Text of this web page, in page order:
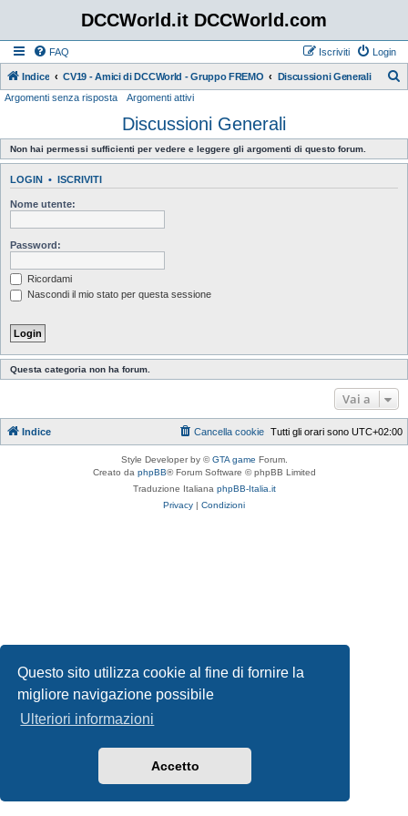
Questo sito utilizza cookie al fine di fornire la
migliore navigazione possibile
Ulteriori informazioni
Accetto
DCCWorld.it DCCWorld.com
FAQ Login
Iscriviti
Indice CV19 - Amici di DCCWorld - Gruppo FREMO Discussioni Generali
c
a
Argomenti senza risposta Argomenti attivi
Discussioni Generali
Non hai permessi sufficienti per vedere e leggere gli argomenti di questo forum.
LOGIN • ISCRIVITI
Nome utente:
Password:
Ricordami
Nascondi il mio stato per questa sessione
Questa categoria non ha forum.
Vai a
Indice Tutti gli orari sono UTC+02:00
Cancella cookie
Style Developer by ©GTA game Forum.
Creato da phpBB® Forum Software © phpBB Limited
Traduzione Italiana phpBB-Italia.it
Privacy | Condizioni